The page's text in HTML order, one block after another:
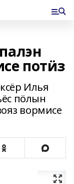
потӥз
Илья
пӧлын
вормисе